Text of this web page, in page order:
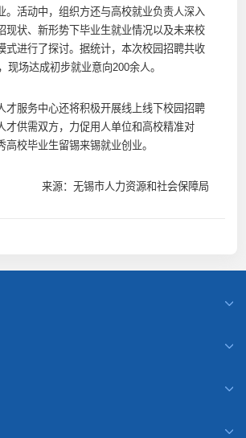
。活动中，组织方还与高校就业负责人深入
现状、新形势下毕业生就业情况以及未来校
式进行了探讨。据统计，本次校园招聘共收
现场达成初步就业意向200余人。
服务中心还将积极开展线上线下校园招聘
才供需双方，力促用人单位和高校精准对
高校毕业生留锡来锡就业创业。
来源：无锡市人力资源和社会保障局